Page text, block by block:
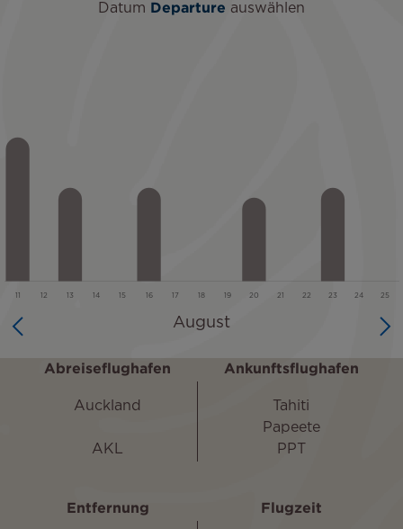
Datum Departure auswählen
Abreiseflughafen Ankunftsflughafen
Entfernung Flugzeit
Auckland
AKL
Tahiti
Papeete
PPT